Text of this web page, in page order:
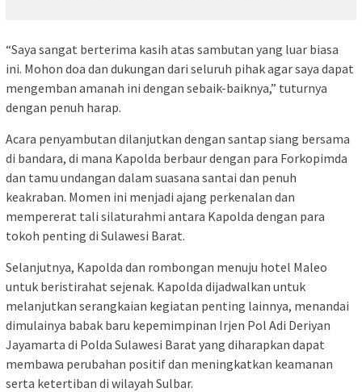
“Saya sangat berterima kasih atas sambutan yang luar biasa
ini. Mohon doa dan dukungan dari seluruh pihak agar saya dapat
mengemban amanah ini dengan sebaik-baiknya,” tuturnya
dengan penuh harap.
Acara penyambutan dilanjutkan dengan santap siang bersama
di bandara, di mana Kapolda berbaur dengan para Forkopimda
dan tamu undangan dalam suasana santai dan penuh
keakraban. Momen ini menjadi ajang perkenalan dan
mempererat tali silaturahmi antara Kapolda dengan para
tokoh penting di Sulawesi Barat.
Selanjutnya, Kapolda dan rombongan menuju hotel Maleo
untuk beristirahat sejenak. Kapolda dijadwalkan untuk
melanjutkan serangkaian kegiatan penting lainnya, menandai
dimulainya babak baru kepemimpinan Irjen Pol Adi Deriyan
Jayamarta di Polda Sulawesi Barat yang diharapkan dapat
membawa perubahan positif dan meningkatkan keamanan
serta ketertiban di wilayah Sulbar.